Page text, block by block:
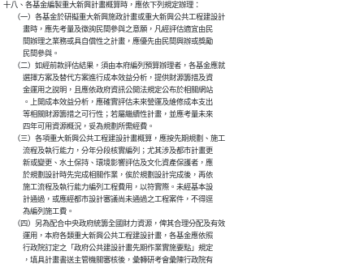
十八、各基金編製重大新興計畫概算時，應依下列規定辦理：
      （一）各基金於研擬重大新興施政計畫或重大新興公共工程建設計
            畫時，應先考量及徵詢民間參與之意願，凡經評估適宜由民
            間辦理之業務或具自償性之計畫，應優先由民間興辦或獎勵
            民間參與。
      （二）如經前款評估結果，須由本府編列預算辦理者，各基金應就
            選擇方案及替代方案進行成本效益分析，提供財源籌措及資
            金運用之說明，且應依政府資訊公開法規定公布於相關網站
            。上開成本效益分析，應確實評估未來營運及維修成本支出
            等相關財源籌措之可行性；若屬繼續性計畫，並應考量未來
            四年可用資源概況，妥為規劃所需經費。
      （三）各項重大新興公共工程建設計畫概算，應按先期規劃、施工
            流程及執行能力，分年分段核實編列；尤其涉及都市計畫更
            新或變更、水土保持、環境影響評估及文化資產保護者，應
            於規劃設計時先完成相關作業，俟於規劃設計完成後，再依
            施工流程及執行能力編列工程費用，以符實際。未經基本設
            計通過，或應經都市設計審議尚未通過之工程案件，不得逕
            為編列施工費。
      （四）另為配合中央政府統籌全國財力資源，俾其合理分配及有效
            運用，本府各類重大新興公共工程建設計畫，各基金應依照
            行政院訂定之「政府公共建設計畫先期作業實施要點」規定
            ，填具計畫書送主管機關審核後，彙轉研考會彙陳行政院有